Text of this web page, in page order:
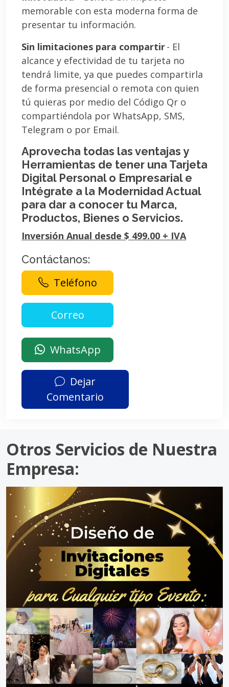
memorable con esta moderna forma de
presentar tu información.
Sin limitaciones para compartir- El
alcance y efectividad de tu tarjeta no
tendrá limite, ya que puedes compartirla
de forma presencial o remota con quien
tú quieras por medio del Código Qr o
compartiéndola por WhatsApp, SMS,
Telegram o por Email.
Aprovecha todas las ventajas y
Herramientas de tener una Tarjeta
Digital Personal o Empresarial e
Intégrate a la Modernidad Actual
para dar a conocer tu Marca,
Productos, Bienes o Servicios.
Inversión Anual desde $ 499.00 + IVA
Contáctanos:
Teléfono
WhatsApp
Dejar
Comentario
Otros Servicios de Nuestra
Empresa: